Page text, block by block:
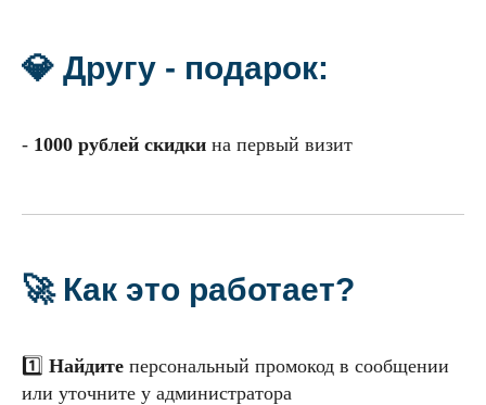
💎 Другу - подарок:
- 1000 рублей скидки на первый визит
🚀 Как это работает?
1️⃣ Найдите персональный промокод в сообщении
или уточните у администратора